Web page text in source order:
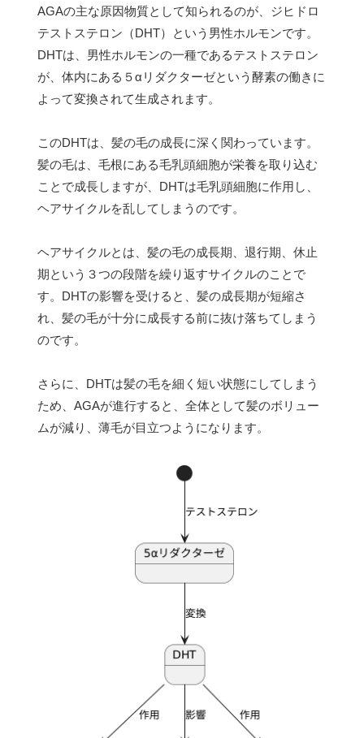
AGAの主な原因物質として知られるのが、ジヒドロ
テストステロン（DHT）という男性ホルモンです。
DHTは、男性ホルモンの一種であるテストステロン
が、体内にある５αリダクターゼという酵素の働きに
よって変換されて生成されます。
このDHTは、髪の毛の成長に深く関わっています。
髪の毛は、毛根にある毛乳頭細胞が栄養を取り込む
ことで成長しますが、DHTは毛乳頭細胞に作用し、
ヘアサイクルを乱してしまうのです。
ヘアサイクルとは、髪の毛の成長期、退行期、休止
期という３つの段階を繰り返すサイクルのことで
す。DHTの影響を受けると、髪の成長期が短縮さ
れ、髪の毛が十分に成長する前に抜け落ちてしまう
のです。
さらに、DHTは髪の毛を細く短い状態にしてしまう
ため、AGAが進行すると、全体として髪のボリュー
ムが減り、薄毛が目立つようになります。